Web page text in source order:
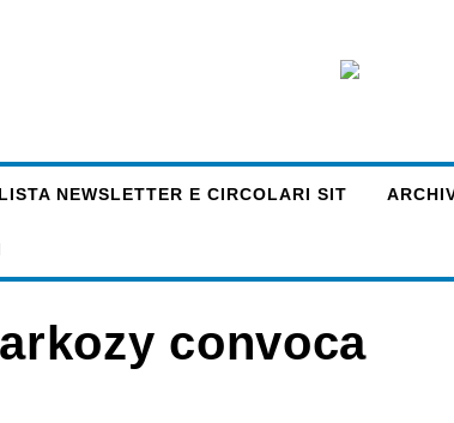
LISTA NEWSLETTER E CIRCOLARI SIT
convoca